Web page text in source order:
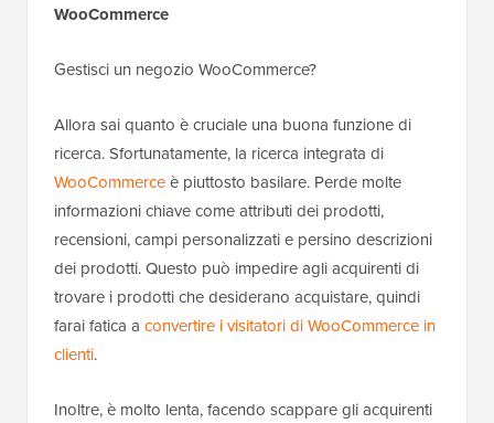
WooCommerce
Gestisci un negozio WooCommerce?
Allora sai quanto è cruciale una buona funzione di
ricerca. Sfortunatamente, la ricerca integrata di
WooCommerceè piuttosto basilare. Perde molte
informazioni chiave come attributi dei prodotti,
recensioni, campi personalizzati e persino descrizioni
dei prodotti. Questo può impedire agli acquirenti di
trovare i prodotti che desiderano acquistare, quindi
farai fatica a convertire i visitatori di WooCommerce in
clienti.
Inoltre, è molto lenta, facendo scappare gli acquirenti